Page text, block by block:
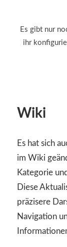
Es gibt nur
ihr
Wiki
Es hat sich
im Wiki
Kategorie
Diese
präzisere
Navigation